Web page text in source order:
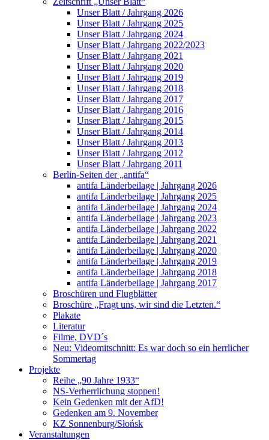
Unser Blatt / Jahrgang 2026
Unser Blatt / Jahrgang 2025
Unser Blatt / Jahrgang 2024
Unser Blatt / Jahrgang 2022/2023
Unser Blatt / Jahrgang 2021
Unser Blatt / Jahrgang 2020
Unser Blatt / Jahrgang 2019
Unser Blatt / Jahrgang 2018
Unser Blatt / Jahrgang 2017
Unser Blatt / Jahrgang 2016
Unser Blatt / Jahrgang 2015
Unser Blatt / Jahrgang 2014
Unser Blatt / Jahrgang 2013
Unser Blatt / Jahrgang 2012
Unser Blatt / Jahrgang 2011
Berlin-Seiten der „antifa“
antifa Länderbeilage | Jahrgang 2026
antifa Länderbeilage | Jahrgang 2025
antifa Länderbeilage | Jahrgang 2024
antifa Länderbeilage | Jahrgang 2023
antifa Länderbeilage | Jahrgang 2022
antifa Länderbeilage | Jahrgang 2021
antifa Länderbeilage | Jahrgang 2020
antifa Länderbeilage | Jahrgang 2019
antifa Länderbeilage | Jahrgang 2018
antifa Länderbeilage | Jahrgang 2017
Broschüren und Flugblätter
Broschüre „Fragt uns, wir sind die Letzten.“
Plakate
Literatur
Filme, DVD´s
Neu: Videomitschnitt: Es war doch so ein herrlicher
Sommertag
Projekte
Reihe „90 Jahre 1933“
NS-Verherrlichung stoppen!
Kein Gedenken mit der AfD!
Gedenken am 9. November
KZ Sonnenburg/Słońsk
Veranstaltungen